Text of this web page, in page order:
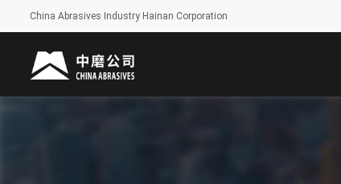
China Abrasives Industry Hainan Corporation